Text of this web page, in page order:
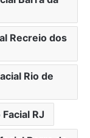
Recreio dos
Rio de
RJ